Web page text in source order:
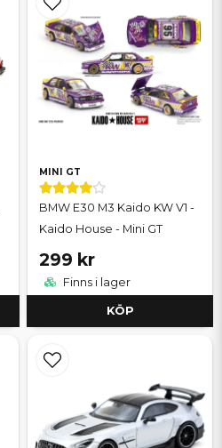
MINI GT
BMW E30 M3 Kaido KW V1 -
Kaido House - Mini GT
299 kr
Finns i lager
KÖP